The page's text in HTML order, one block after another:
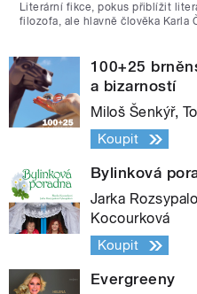
Literární fikce, pokus přiblížit
filozofa, ale hlavně člověka Karla
100+25
a bizarností
Miloš Šenkýř,
Koupit
Bylinková
Jarka
Kocourková
Koupit
Evergreeny